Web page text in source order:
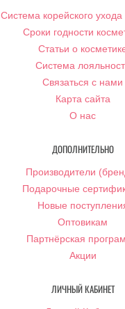
Система корейского ухода
Сроки годности
Статьи о
Система
Связаться с нами
Карта сайта
О нас
ДОПОЛНИТЕЛЬНО
Производители
Подарочные
Новые
Оптовикам
Партнёрская
Акции
ЛИЧНЫЙ КАБИНЕТ